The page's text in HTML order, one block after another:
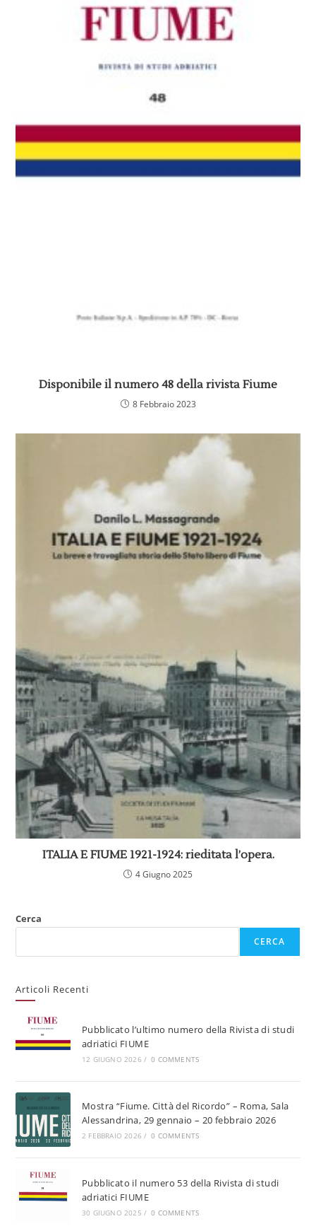
Disponibile il numero 48 della rivista Fiume
8 Febbraio 2023
ITALIA E FIUME 1921-1924: rieditata l’opera.
4 Giugno 2025
Cerca
CERCA
Articoli Recenti
Pubblicato l’ultimo numero della Rivista di studi
adriatici FIUME
12 GIUGNO 2026 / 0 COMMENTS
Mostra “Fiume. Città del Ricordo” – Roma, Sala
Alessandrina, 29 gennaio – 20 febbraio 2026
2 FEBBRAIO 2026 / 0 COMMENTS
Pubblicato il numero 53 della Rivista di studi
adriatici FIUME
30 GIUGNO 2025 / 0 COMMENTS